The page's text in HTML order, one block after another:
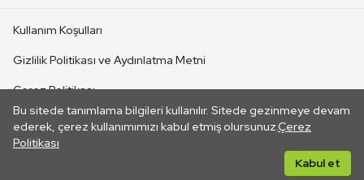
Bu sitede tanımlama bilgileri kullanılır. Sitede gezinmeye devam
ederek, çerez kullanımımızı kabul etmiş olursunuz.Çerez
Politikası
Kabul et
CANLI YAYINLAR
Kullanım Koşulları
Gizlilik Politikası ve Aydınlatma Metni
Çerez Politikası
İletişim
Her hakkı saklıdır. ©2026 TRT. Bağlantı yoluyla gidilen dış